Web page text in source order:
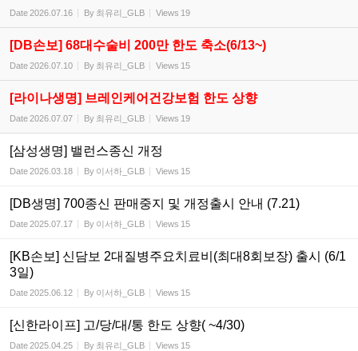
Date2026.07.16 By 최유리_GLB Views 19
[DB손보] 68대수술비 200만 한도 축소(6/13~)
Date2026.07.10 By 최유리_GLB Views 15
[라이나생명] 브레인케어건강보험 한도 상향
Date2026.07.07 By 최유리_GLB Views 19
[삼성생명] 밸런스종신 개정
Date2026.03.18 By 이서하_GLB Views 15
[DB생명] 700종신 판매중지 및 개정출시 안내 (7.21)
Date2025.07.17 By 이서하_GLB Views 15
[KB손보] 신담보 2대질병주요치료비(최대8회보장) 출시 (6/1
3일)
Date2025.06.12 By 이서하_GLB Views 15
[신한라이프] 고/당/대/통 한도 상향( ~4/30)
Date2025.04.25 By 최유리_GLB Views 15